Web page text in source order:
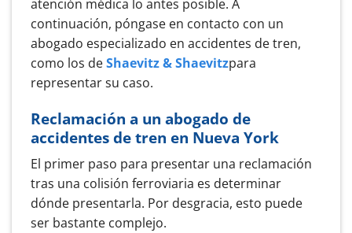
atención médica lo antes posible. A
continuación, póngase en contacto con un
abogado especializado en accidentes de tren,
como los deShaevitz & Shaevitzpara
representar su caso.
Reclamación a un abogado de
accidentes de tren en Nueva York
El primer paso para presentar una reclamación
tras una colisión ferroviaria es determinar
dónde presentarla. Por desgracia, esto puede
ser bastante complejo.